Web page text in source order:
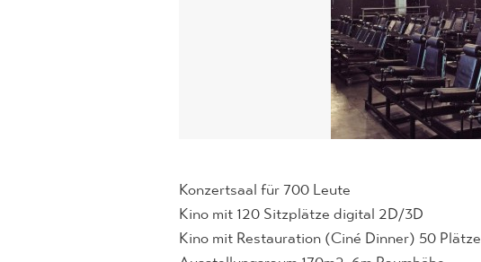
Konzertsaal für 700 Leute
Kino mit 120 Sitzplätze digital 2D/3D
Kino mit Restauration (Ciné Dinner) 50 Plätze